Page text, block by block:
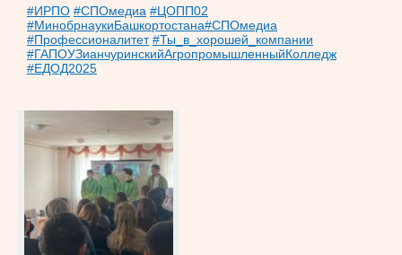
#ИРПО #СПОмедиа #ЦОПП02
#МинобрнаукиБашкортостана#СПОмедиа
#Профессионалитет #Ты_в_хорошей_компании
#ГАПОУЗианчуринскийАгропромышленныйКолледж
#ЕДОД2025